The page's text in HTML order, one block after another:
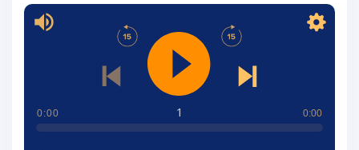
1
0:00 0:00